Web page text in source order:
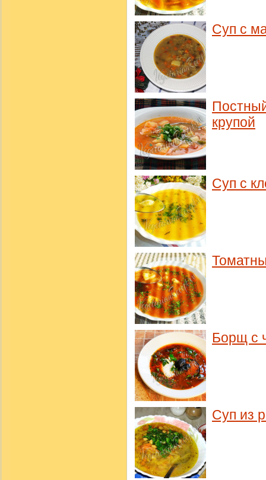
Суп с
крупой
Суп с
Борщ с
Суп из